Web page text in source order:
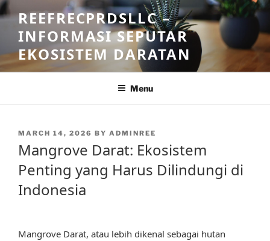
Skip
to
content
REEFRECPRDSLLC –
INFORMASI SEPUTAR
EKOSISTEM DARATAN
Menu
POSTED
MARCH 14, 2026 BY ADMINREE
Mangrove Darat: Ekosistem
Penting yang Harus Dilindungi di
Indonesia
Mangrove Darat, atau lebih dikenal sebagai hutan